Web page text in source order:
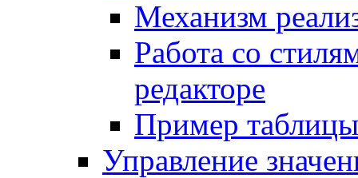
Механизм
Работа со
редакторе
Пример
Управление